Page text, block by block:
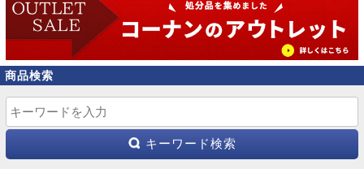
商品検索
キーワード検索